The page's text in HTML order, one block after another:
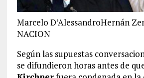
Marcelo D’AlessandroHernán
NACION
Según las supuestas
se difundieron horas antes de